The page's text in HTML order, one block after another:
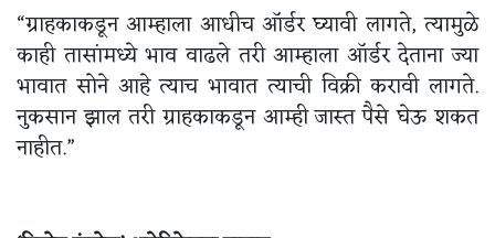
“ग्राहकाकडून आम्हाला आधीच ऑर्डर घ्यावी लागते, त्यामुळे
काही तासांमध्ये भाव वाढले तरी आम्हाला ऑर्डर देताना ज्या
भावात सोने आहे त्याच भावात त्याची विक्री करावी लागते.
नुकसान झाल तरी ग्राहकाकडून आम्ही जास्त पैसे घेऊ शकत
नाहीत.”